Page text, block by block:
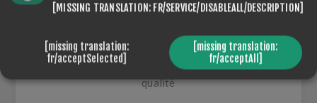
Poignées : Liège Grip16 mm
biathlon
Pointes: Ø9mm avec embout
Widia de haute
qualité
[MISSING TRANSLATION: FR/SERVICE/DISABLEALL/DESCRIPTION]
[missing translation:
fr/acceptSelected]
[missing translation:
fr/acceptAll]